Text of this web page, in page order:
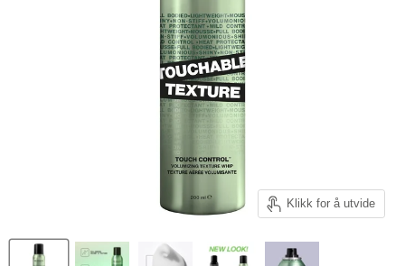
Klikk for å utvide